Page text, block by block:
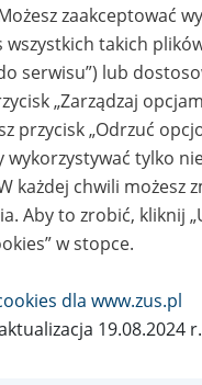
do siebie -
Twojej
zaakceptować
wszystkich takich
serwisu”) lub
„Zarządzaj
przycisk „Odrzuć
wykorzystywać tylko
każdej chwili możesz
Aby to zrobić, kliknij
w stopce.
dla www.zus.pl
19.08.2024 r.